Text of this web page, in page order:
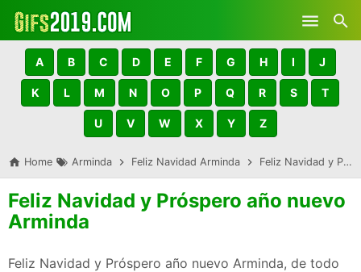
Skip to main content
A B C D E F G H I J
K L M N O P Q R S T
U V W X Y Z
Home Arminda Feliz Navidad Arminda Feliz Navidad y Próspero año nuevo Arminda
Feliz Navidad y Próspero año nuevo
Arminda
Feliz Navidad y Próspero año nuevo Arminda, de todo